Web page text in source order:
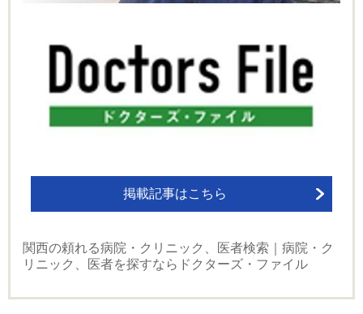
掲載記事はこちら
関西の頼れる病院・クリニック、医者検索｜病院・ク
リニック、医者を探すならドクターズ・ファイル